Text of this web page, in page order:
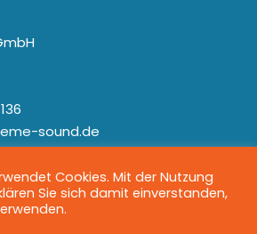
sound.de
Cookies. Mit der Nutzung
Sie sich damit einverstanden,